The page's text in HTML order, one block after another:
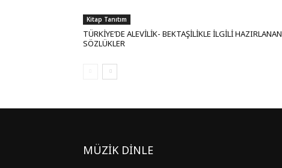
Kitap Tanıtım
TÜRKİYE’DE ALEVİLİK- BEKTAŞİLİKLE İLGİLİ HAZIRLANAN
SÖZLÜKLER
MÜZİK DİNLE